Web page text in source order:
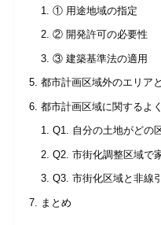
① 用途地域の指定
② 開発許可の必要性
③ 建築基準法の適用
都市計画区域外のエリア
都市計画区域に関するよ
Q1. 自分の土地がどの
Q2. 市街化調整区域で
Q3. 市街化区域と非線
まとめ